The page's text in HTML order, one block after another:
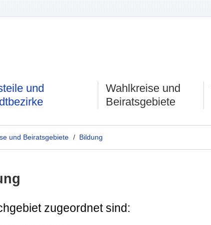
und
Wahlkreise und
Beiratsgebiete
und Beiratsgebiete / Bildung
zugeordnet sind: